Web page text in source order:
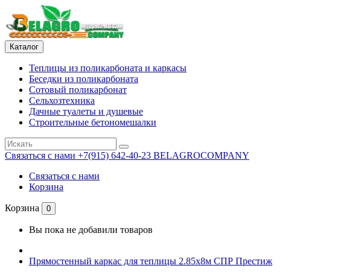
Каталог
Теплицы из поликарбоната и каркасы
Беседки из поликарбоната
Сотовый поликарбонат
Сельхозтехника
Дачные туалеты и душевые
Строительные бетономешалки
Связаться с нами +7(915) 642-40-23 BELAGROCOMPANY
Связаться с нами
Корзина
Корзина 0
Вы пока не добавили товаров
Прямостенный каркас для теплицы 2.85х8м СПР Престиж